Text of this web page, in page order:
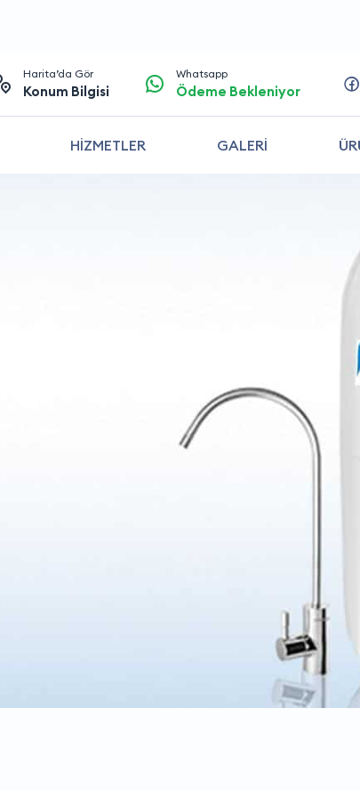
Harita’da Gör
Konum Bilgisi
Whatsapp
Ödeme Bekleniyor
HİZMETLER GALERİ